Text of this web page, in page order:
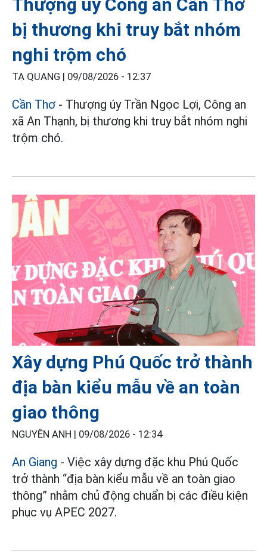
Thượng úy Công an Cần Thơ
bị thương khi truy bắt nhóm
nghi trộm chó
TẠ QUANG | 09/08/2026 - 12:37
Cần Thơ - Thượng úy Trần Ngọc Lợi, Công an
xã An Thạnh, bị thương khi truy bắt nhóm nghi
trộm chó.
Xây dựng Phú Quốc trở thành
địa bàn kiểu mẫu về an toàn
giao thông
NGUYÊN ANH | 09/08/2026 - 12:34
An Giang - Việc xây dựng đặc khu Phú Quốc
trở thành “địa bàn kiểu mẫu về an toàn giao
thông” nhằm chủ động chuẩn bị các điều kiện
phục vụ APEC 2027.